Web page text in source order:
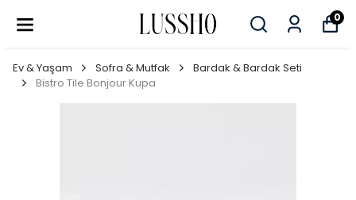
0
Ev & Yaşam Sofra & Mutfak
Bardak & Bardak Seti
Bistro Tile Bonjour Kupa